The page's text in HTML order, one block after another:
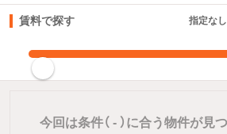
賃料で探す 指定なし
今回は条件（ -）に合う物件が見